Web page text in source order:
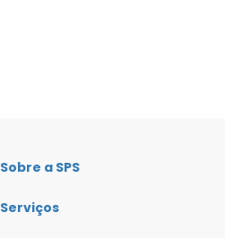
Sobre a SPS
Serviços